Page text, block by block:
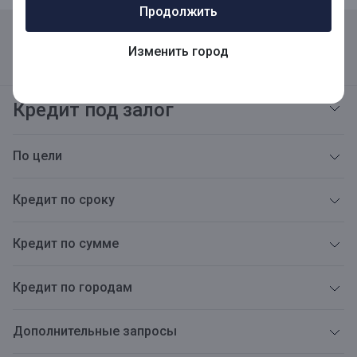
Продолжить
Изменить город
НовостиВерсия для слабовидящих
Кредит под залог
По цели
Кредит по сроку
Кредит по сумме
Кредит по городам
Дополнительные запросы